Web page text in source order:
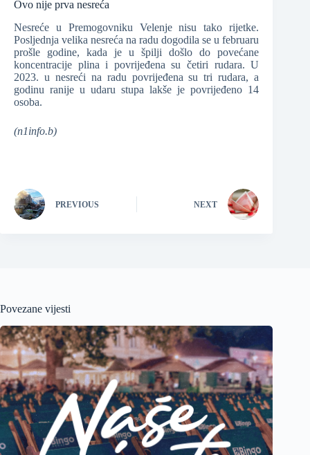
Ovo nije prva nesreća
Nesreće u Premogovniku Velenje nisu tako rijetke.
Posljednja velika nesreća na radu dogodila se u februaru
prošle godine, kada je u špilji došlo do povećane
koncentracije plina i povrijeđena su četiri rudara. U
2023. u nesreći na radu povrijeđena su tri rudara, a
godinu ranije u udaru stupa lakše je povrijeđeno 14
osoba.
(n1info.b)
PREVIOUS NEXT
Povezane vijesti